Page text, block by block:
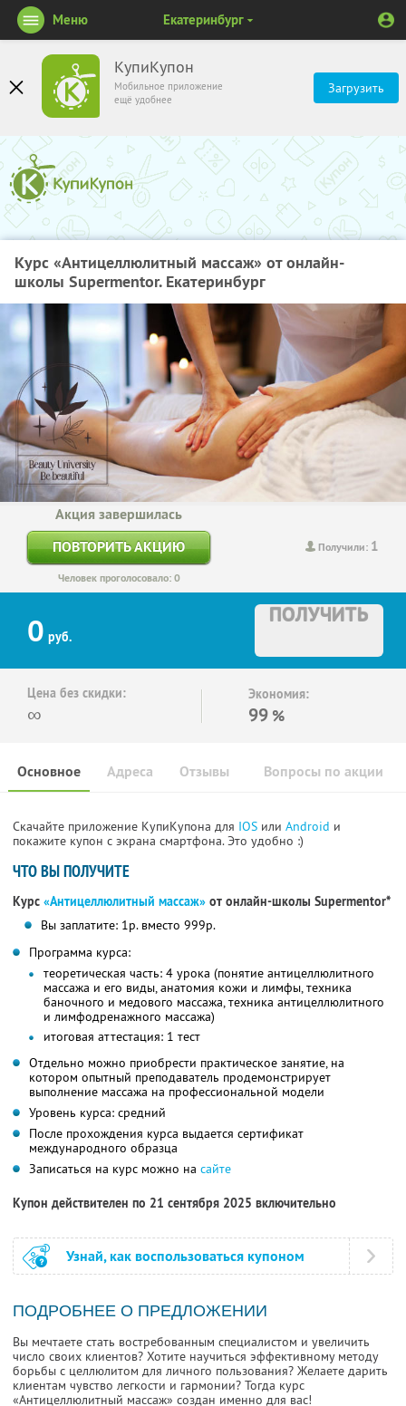
КупиКупон
Мобильное приложение
ещё удобнее
Загрузить
Меню Екатеринбург
Курс «Антицеллюлитный массаж» от онлайн-
школы Supermentor. Екатеринбург
Получили: 1
Акция завершилась
ПОВТОРИТЬ АКЦИЮ
Человек проголосовало: 0
0 руб.
ПОЛУЧИТЬ
Цена без скидки:
∞
Экономия:
99 %
Основное Отзывы Вопросы по акции
Адреса
Скачайте приложение КупиКупона для IOS или Android и
покажите купон с экрана смартфона. Это удобно :)
ЧТО ВЫ ПОЛУЧИТЕ
Курс «Антицеллюлитный массаж» от онлайн-школы Supermentor*
Вы заплатите: 1р. вместо 999р.
Программа курса:
теоретическая часть: 4 урока (понятие антицеллюлитного
массажа и его виды, анатомия кожи и лимфы, техника
баночного и медового массажа, техника антицеллюлитного
и лимфодренажного массажа)
итоговая аттестация: 1 тест
Отдельно можно приобрести практическое занятие, на
котором опытный преподаватель продемонстрирует
выполнение массажа на профессиональной модели
Уровень курса: средний
После прохождения курса выдается сертификат
международного образца
Записаться на курс можно на сайте
Купон действителен по 21 сентября 2025 включительно
Узнай, как воспользоваться купоном
ПОДРОБНЕЕ О ПРЕДЛОЖЕНИИ
Вы мечтаете стать востребованным специалистом и увеличить
число своих клиентов? Хотите научиться эффективному методу
борьбы с целлюлитом для личного пользования? Желаете дарить
клиентам чувство легкости и гармонии? Тогда курс
«Антицеллюлитный массаж» создан именно для вас!